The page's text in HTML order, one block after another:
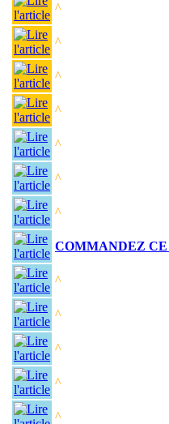
^
^
^
^
^
^
^
COMMANDEZ
^
^
^
^
^